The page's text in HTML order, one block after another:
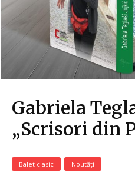
Gabriela
„Scrisori din
Balet clasic Noutăți